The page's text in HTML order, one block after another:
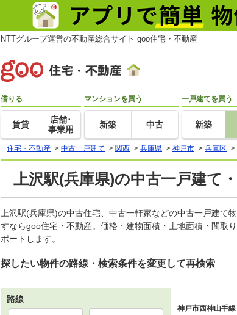
NTTグループ運営の不動産総合サイト goo住宅・不動産
借りる
賃貸
店舗･
事業用
マンションを買う
新築 中古
一戸建てを買う
新築
住宅・不動産 > 中古一戸建て > 関西 > 兵庫県 > 神戸市 > 兵庫区 >
上沢駅(兵庫県)の中古一戸建て
上沢駅(兵庫県)の中古住宅、中古一軒家などの中古一戸建
すならgoo住宅・不動産。価格・建物面積・土地面積・間取
ポートします。
探したい物件の路線・検索条件を変更して再検索
路線
神戸市西神山手線